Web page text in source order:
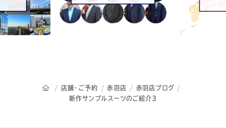
オーダースーツSADAのトップページ
店舗・ご予約 赤羽店
赤羽店ブログ
新作サンプルスーツのご紹介3